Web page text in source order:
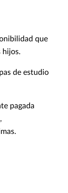
que
hijos.
de estudio
pagada